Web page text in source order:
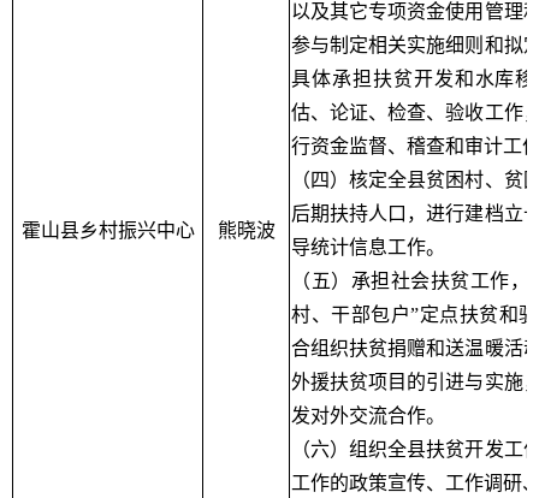
霍山县乡村振兴中心 熊晓波
以及其它专项资金使用管理
参与制定相关实施细则和拟
具体承担扶贫开发和水库
估、论证、检查、验收工作
行资金监督、稽查和审计工
（四）核定全县贫困村、贫
后期扶持人口，进行建档立
导统计信息工作。
（五）承担社会扶贫工作，
村、干部包户”定点扶贫和
合组织扶贫捐赠和送温暖活
外援扶贫项目的引进与实施
发对外交流合作。
（六）组织全县扶贫开发工
工作的政策宣传、工作调研